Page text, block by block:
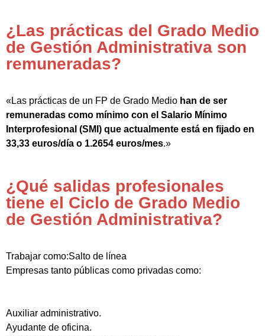
¿Las prácticas del Grado Medio
de Gestión Administrativa son
remuneradas?
«Las prácticas de un FP de Grado Medio han de ser
remuneradas como mínimo con el Salario Mínimo
Interprofesional (SMI) que actualmente está en fijado en
33,33 euros/día o 1.2654 euros/mes.»
¿Qué salidas profesionales
tiene el Ciclo de Grado Medio
de Gestión Administrativa?
Trabajar como:Salto de línea
Empresas tanto públicas como privadas como:
Auxiliar administrativo.
Ayudante de oficina.